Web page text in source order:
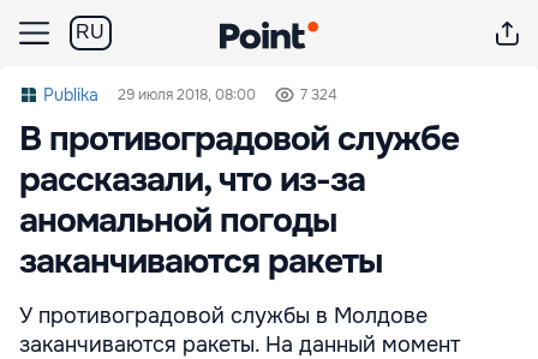
RU
Publika 29 июля 2018, 08:00 7 324
В противоградовой службе
рассказали, что из-за
аномальной погоды
заканчиваются ракеты
У противоградовой службы в Молдове
заканчиваются ракеты. На данный момент